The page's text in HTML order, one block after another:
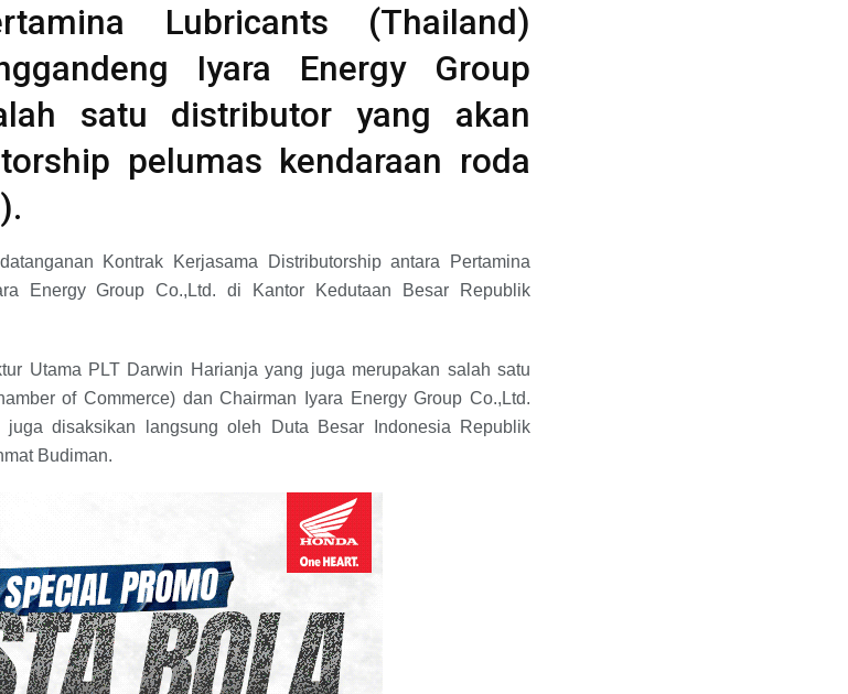
Lubricants (Thailand)
Iyara Energy Group
satu distributor yang akan
pelumas kendaraan roda
Kontrak Kerjasama Distributorship antara Pertamina
Energy Group Co.,Ltd. di Kantor Kedutaan Besar Republik
Utama PLT Darwin Harianja yang juga merupakan salah satu
of Commerce) dan Chairman Iyara Energy Group Co.,Ltd.
juga disaksikan langsung oleh Duta Besar Indonesia Republik
Budiman.